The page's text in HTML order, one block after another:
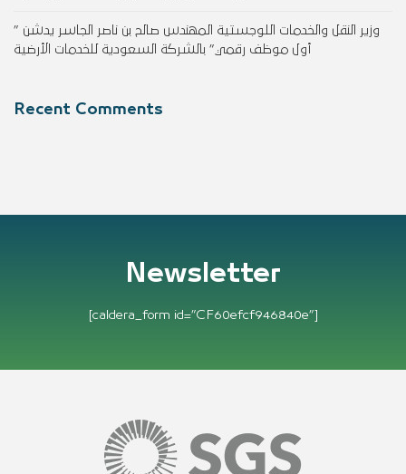
وزير النقل والخدمات اللوجستية المهندس صالح بن ناصر الجاسر يدشن ”
أول موظف رقمي” بالشركة السعودية للخدمات الأرضية
Recent Comments
Newsletter
[caldera_form id=”CF60efcf946840e”]